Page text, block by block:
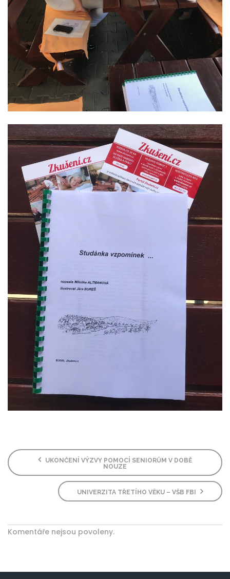
UKONČENÍ VÝZVY POMOCÍ SENIORŮM V DOBĚ
NOUZE
UNIVERZITA TŘETÍHO VĚKU – VŠB FBI
Komentáře nejsou povoleny.